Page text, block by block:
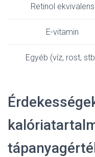
Retinol ekvivalens
E-vitamin
Egyéb (víz, rost,